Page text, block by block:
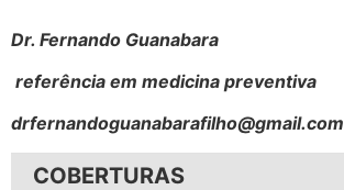
Dr. Fernando Guanabara
referência em medicina preventiva
drfernandoguanabarafilho@gmail.com
COBERTURAS